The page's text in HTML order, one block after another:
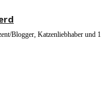
Blogger, Katzenliebhaber und